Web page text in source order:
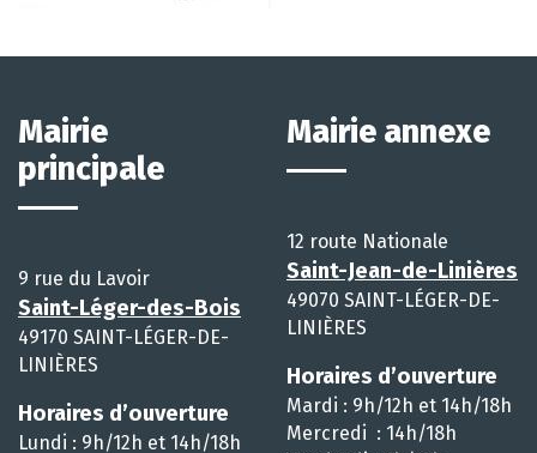
Mairie
principale
9 rue du Lavoir
Saint-Léger-des-Bois
49170 SAINT-LÉGER-DE-
LINIÈRES
Horaires d’ouverture
Lundi : 9h/12h et 14h/18h
Mairie annexe
12 route Nationale
Saint-Jean-de-Linières
49070 SAINT-LÉGER-DE-
LINIÈRES
Horaires d’ouverture
Mardi : 9h/12h et 14h/18h
Mercredi : 14h/18h